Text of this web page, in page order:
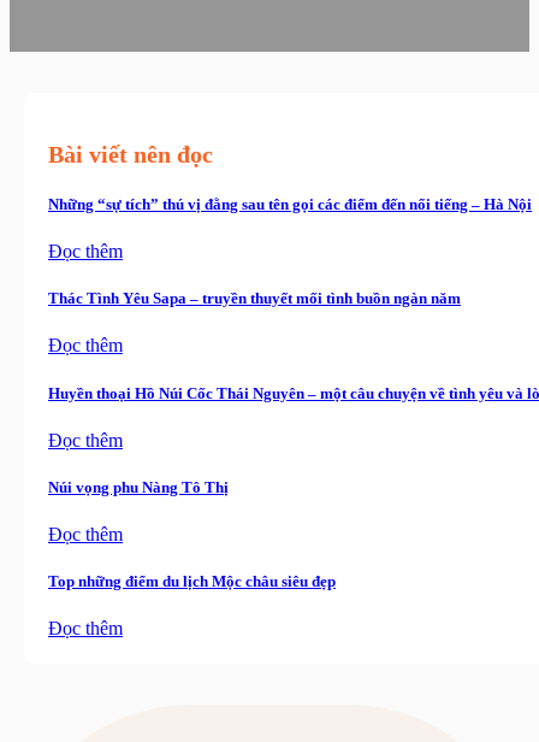
Bài viết nên đọc
Những “sự tích” thú vị đằng sau tên gọi các điểm đến nổi tiếng – Hà Nội
Đọc thêm
Thác Tình Yêu Sapa – truyền thuyết mối tình buồn ngàn năm
Đọc thêm
Huyền thoại Hồ Núi Cốc Thái Nguyên – một câu chuyện về tình yêu và
Đọc thêm
Núi vọng phu Nàng Tô Thị
Đọc thêm
Top những điểm du lịch Mộc châu siêu đẹp
Đọc thêm